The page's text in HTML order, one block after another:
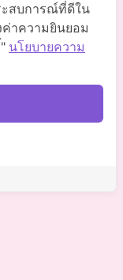
by
ะสบการณ์ที่ดีใน
ค่าความยินยอม
นโยบายความ